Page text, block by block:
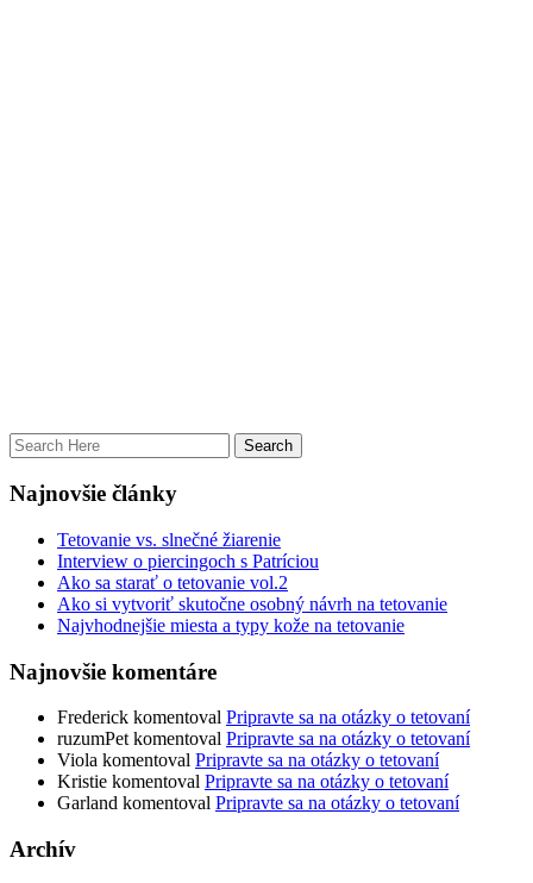
Najnovšie články
Tetovanie vs. slnečné žiarenie
Interview o piercingoch s Patríciou
Ako sa starať o tetovanie vol.2
Ako si vytvoriť skutočne osobný návrh na tetovanie
Najvhodnejšie miesta a typy kože na tetovanie
Najnovšie komentáre
Frederick komentoval Pripravte sa na otázky o tetovaní
ruzumPet komentoval Pripravte sa na otázky o tetovaní
Viola komentoval Pripravte sa na otázky o tetovaní
Kristie komentoval Pripravte sa na otázky o tetovaní
Garland komentoval Pripravte sa na otázky o tetovaní
Archív